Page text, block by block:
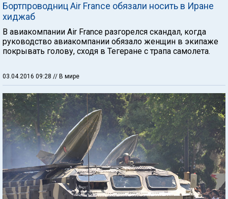
Бортпроводниц Air France обязали носить в Иране
хиджаб
В авиакомпании Air France разгорелся скандал, когда
руководство авиакомпании обязало женщин в экипаже
покрывать голову, сходя в Тегеране с трапа самолета.
03.04.2016 09:28 // В мире